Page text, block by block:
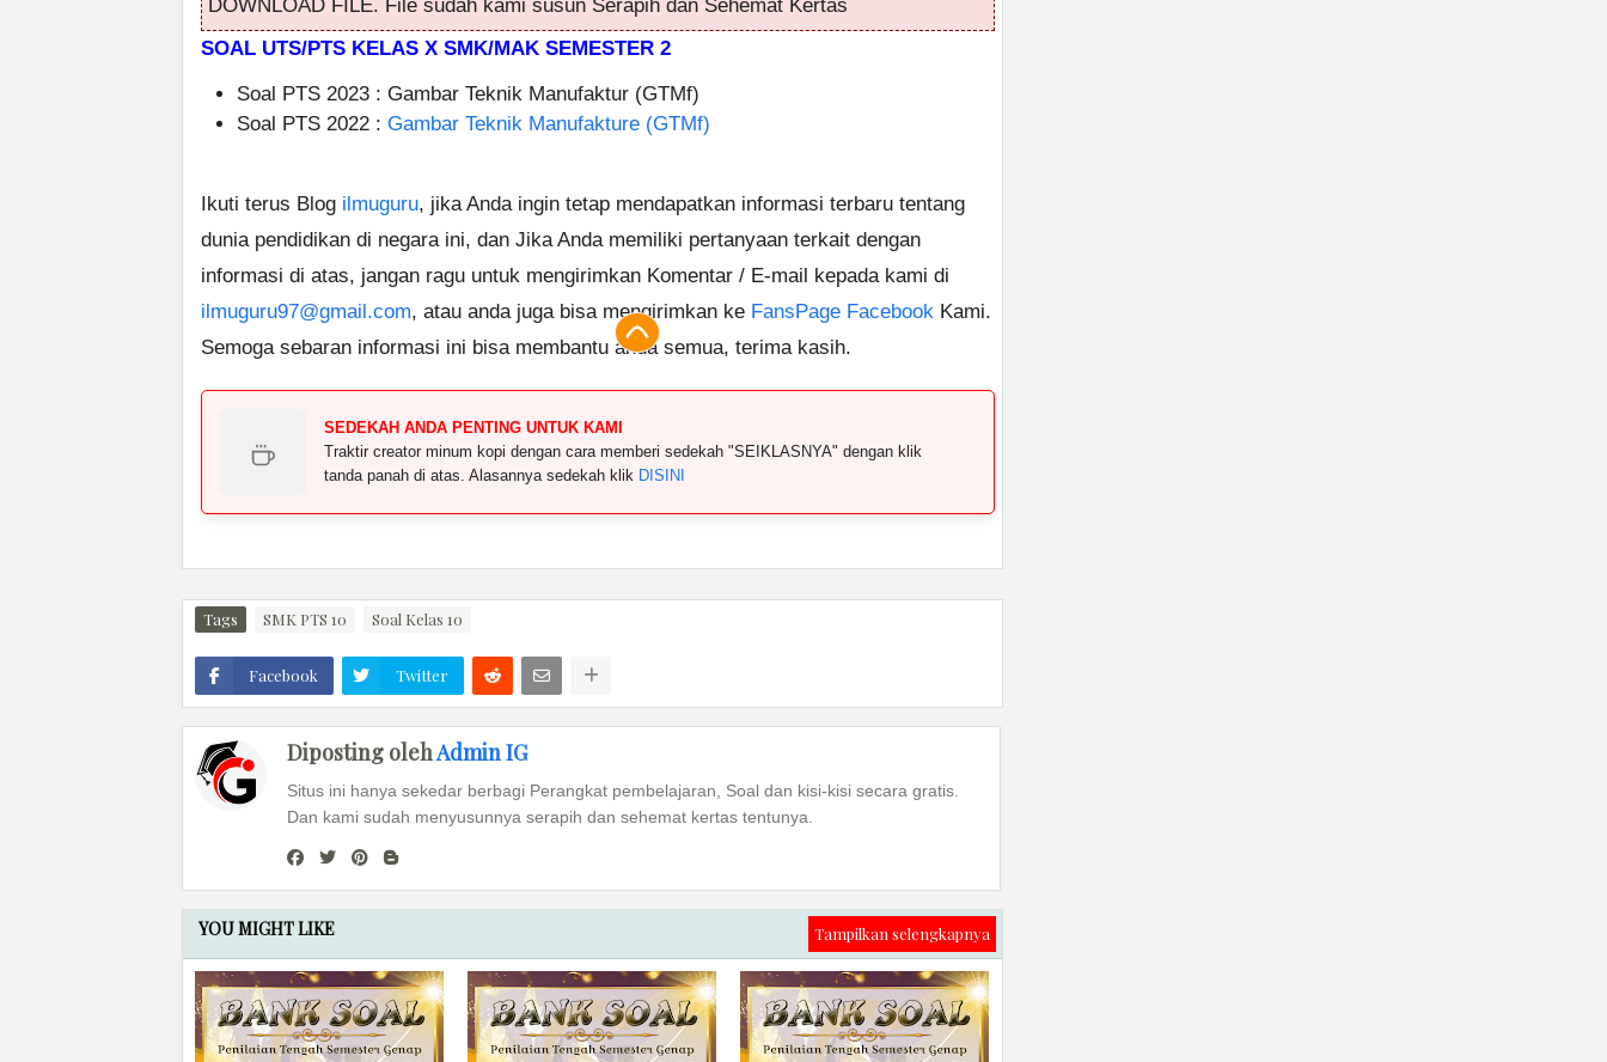
DOWNLOAD FILE. File sudah kami susun Serapih dan Sehemat Kertas
SOAL UTS/PTS KELAS X SMK/MAK SEMESTER 2
Soal PTS 2023 : Gambar Teknik Manufaktur (GTMf)
Soal PTS 2022 : Gambar Teknik Manufakture (GTMf)
Ikuti terus Blog ilmuguru, jika Anda ingin tetap mendapatkan informasi terbaru tentang
dunia pendidikan di negara ini, dan Jika Anda memiliki pertanyaan terkait dengan
informasi di atas, jangan ragu untuk mengirimkan Komentar / E-mail kepada kami di
ilmuguru97@gmail.com, atau anda juga bisa mengirimkan ke FansPage Facebook Kami.
Semoga sebaran informasi ini bisa membantu anda semua, terima kasih.
SEDEKAH ANDA PENTING UNTUK KAMI
Traktir creator minum kopi dengan cara memberi sedekah "SEIKLASNYA" dengan klik
tanda panah di atas. Alasannya sedekah klik DISINI
Tags SMK PTS 10 Soal Kelas 10
Facebook Twitter
Diposting olehAdmin IG
Situs ini hanya sekedar berbagi Perangkat pembelajaran, Soal dan kisi-kisi secara gratis.
Dan kami sudah menyusunnya serapih dan sehemat kertas tentunya.
YOU MIGHT LIKE Tampilkan selengkapnya